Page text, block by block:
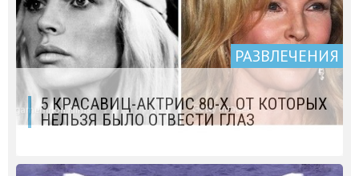
РАЗВЛЕЧЕНИЯ
5 КРАСАВИЦ-АКТРИС 80-Х, ОТ КОТОРЫХ
НЕЛЬЗЯ БЫЛО ОТВЕСТИ ГЛАЗ